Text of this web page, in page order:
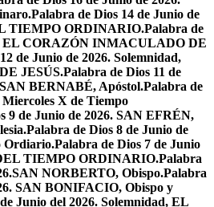
Palabra de Dios 14 de Junio de
TIEMPO ORDINARIO.Palabra de
EL CORAZÓN INMACULADO DE
de Junio de 2026. Solemnidad,
JESÚS.Palabra de Dios 11 de
BERNABÉ, Apóstol.Palabra de
X de Tiempo
9 de Junio de 2026. SAN EFRÉN,
Palabra de Dios 8 de Junio de
Ordiario.Palabra de Dios 7 de Junio
TIEMPO ORDINARIO.Palabra
NORBERTO, Obispo.Palabra
SAN BONIFACIO, Obispo y
Junio del 2026. Solemnidad, EL